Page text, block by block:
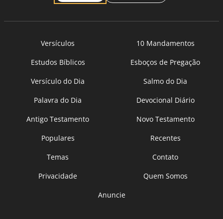
Versículos
10 Mandamentos
Estudos Bíblicos
Esboços de Pregação
Versículo do Dia
Salmo do Dia
Palavra do Dia
Devocional Diário
Antigo Testamento
Novo Testamento
Populares
Recentes
Temas
Contato
Privacidade
Quem Somos
Anuncie